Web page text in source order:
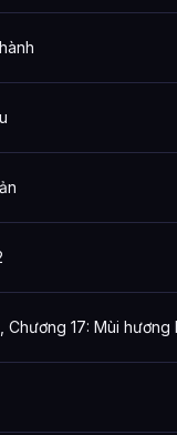
nào?
Hoang Kỷ là gì?
hợp từ đâu?
Chương 17: Mùi